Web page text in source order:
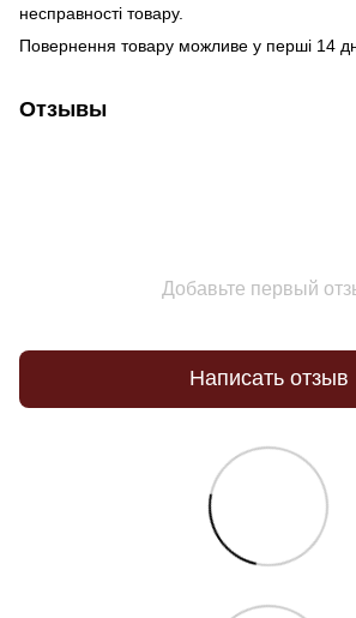
несправності товару.
Повернення товару можливе у перші 14
Отзывы
Добавьте первый
Написать отзыв